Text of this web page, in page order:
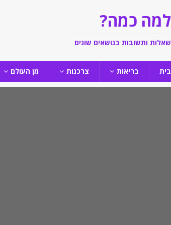
למה כמה?
שאלות ותשובות בנושאים שונים
בית בריאות צרכנות מן העולם